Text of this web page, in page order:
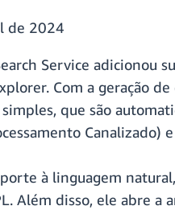
de 2024
Service adicionou
Com a geração
que são
Canalizado)
à linguagem
Além disso, ele abre a